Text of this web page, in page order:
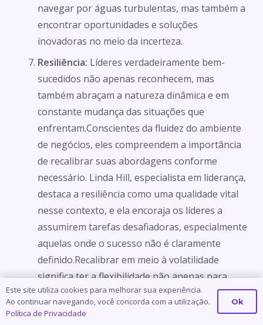
navegar por águas turbulentas, mas também a
encontrar oportunidades e soluções
inovadoras no meio da incerteza.
Resiliência: Líderes verdadeiramente bem-
sucedidos não apenas reconhecem, mas
também abraçam a natureza dinâmica e em
constante mudança das situações que
enfrentam.Conscientes da fluidez do ambiente
de negócios, eles compreendem a importância
de recalibrar suas abordagens conforme
necessário. Linda Hill, especialista em liderança,
destaca a resiliência como uma qualidade vital
nesse contexto, e ela encoraja os líderes a
assumirem tarefas desafiadoras, especialmente
aquelas onde o sucesso não é claramente
definido.Recalibrar em meio à volatilidade
significa ter a flexibilidade não apenas para
reagir a mudanças imprevistas, mas também
para antecipar e se adaptar proativamente a
Este site utiliza cookies para melhorar sua experiência.
Ao continuar navegando, você concorda com a utilização.
Política de Privacidade
Ok